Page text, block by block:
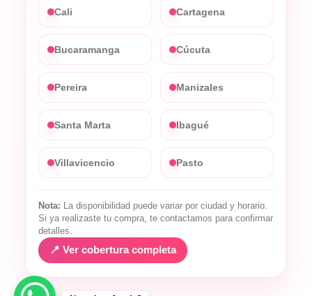
Cali Cartagena
Bucaramanga Cúcuta
Pereira Manizales
Santa Marta Ibagué
Villavicencio Pasto
Nota: La disponibilidad puede variar por ciudad y horario.
Si ya realizaste tu compra, te contactamos para confirmar
detalles.
📍 Ver cobertura completa